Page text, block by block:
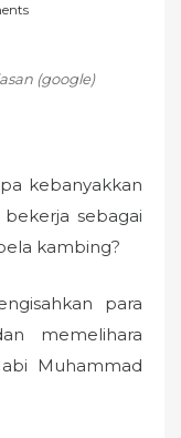
(google)
kebanyakkan
sebagai
kambing?
para
memelihara
Muhammad